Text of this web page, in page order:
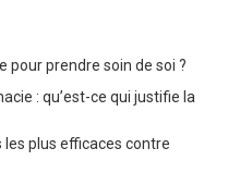
pour prendre soin de soi ?
: qu’est-ce qui justifie la
plus efficaces contre